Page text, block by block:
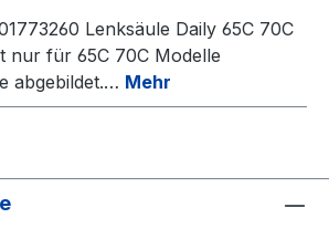
Lenksäule Daily 65C 70C
nur für 65C 70C Modelle
abgebildet.… Mehr